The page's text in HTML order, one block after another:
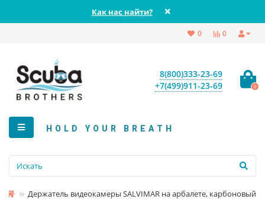
Как нас найти?
0
0
8(800)333-23-69
+7(499)911-23-69
0
HOLD YOUR BREATH
Держатель видеокамеры SALVIMAR на арбалете, карбоновый